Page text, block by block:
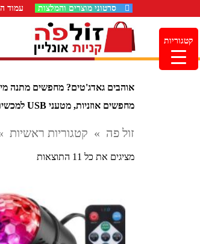
סרטוני מוצרים והמלצות עמוד
אוהבים גאדג'טים? מחפשים מתנה
מחפשים אוזניות, מטעני USB למכשירים שונים, מצלמות רשת, משטחי טעינה אלחותית, שעונים חכמים ועוד – אל כל אלה תמצאו באתר של זולפה.
זול פה » קטגוריות ראשיות
מציגים את כל ⁦11⁩ התוצאות
הפריט
העדכני
ביותר
קטגוריות